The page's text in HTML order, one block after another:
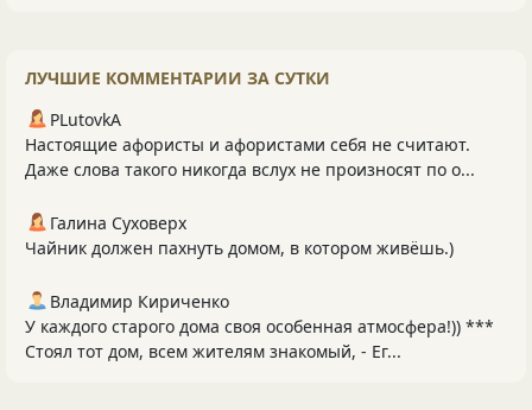
ЛУЧШИЕ КОММЕНТАРИИ ЗА СУТКИ
PLutоvkА
Настоящие афористы и афористами себя не считают.
Даже слова такого никогда вслух не произносят по о...
Галина Суховерх
Чайник должен пахнуть домом, в котором живёшь.)
Владимир Кириченко
У каждого старого дома своя особенная атмосфера!)) ***
Стоял тот дом, всем жителям знакомый, - Ег...